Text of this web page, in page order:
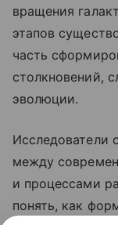
вращения
этапов
часть
столкновений,
эволюции.
Исследователи
между
и процессами
понять, как